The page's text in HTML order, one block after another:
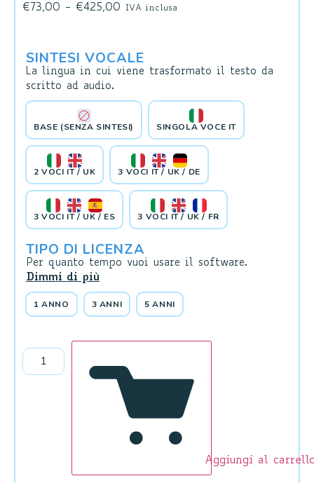
€ 73,00 - €425,00 IVA inclusa
SINTESI VOCALE
La lingua in cui viene trasformato il testo da
scritto ad audio.
BASE (SENZA SINTESI) SINGOLA VOCE IT
2 VOCI IT / UK 3 VOCI IT / UK / DE
3 VOCI IT / UK / ES 3 VOCI IT / UK / FR
TIPO DI LICENZA
Per quanto tempo vuoi usare il software.
Dimmi di più
1 ANNO 3 ANNI 5 ANNI
Aggiungi al